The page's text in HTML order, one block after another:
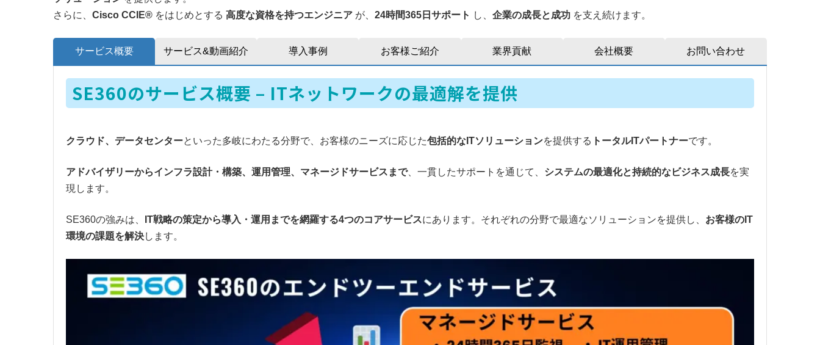
さらに、 Cisco CCIE® をはじめとする 高度な資格を持つエンジニア が、 24時間365日サポート し、 企業の成長と成功 を支え続けます。
サービス概要 サービス&動画紹介 導入事例 お客様ご紹介 業界貢献 会社概要 お問い合わせ
SE360のサービス概要 – ITネットワークの最適解を提供
クラウド、データセンターといった多岐にわたる分野で、お客様のニーズに応じた包括的なITソリューションを提供する トータルITパートナーです。
アドバイザリーからインフラ設計・構築、運用管理、マネージドサービスまで、一貫したサポートを通じて、 システムの最適化と持続的なビジネス成長を実
現します。
SE360の強みは、 IT戦略の策定から導入・運用までを網羅する4つのコアサービスにあります。それぞれの分野で最適なソリューションを提供し、 お客様のIT
環境の課題を解決します。